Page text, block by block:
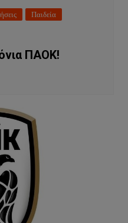
Παιδεία
ΠΑΟΚ!